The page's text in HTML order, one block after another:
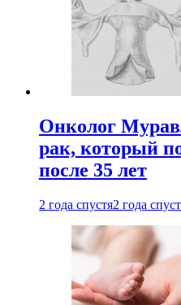
Онколог
рак, который
после 35 лет
2 года спустя2 года